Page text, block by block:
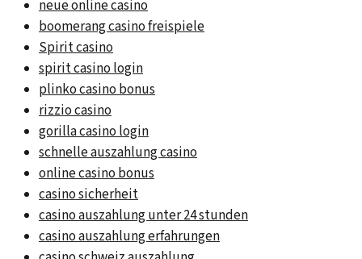
neue online casino
boomerang casino freispiele
Spirit casino
spirit casino login
plinko casino bonus
rizzio casino
gorilla casino login
schnelle auszahlung casino
online casino bonus
casino sicherheit
casino auszahlung unter 24 stunden
casino auszahlung erfahrungen